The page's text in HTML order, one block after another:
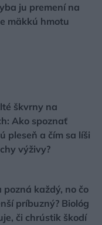
ju premení na
mäkkú hmotu
škvrny na
Ako spoznať
pleseň a čím sa líši
výživy?
pozná každý, no čo
príbuzný? Biológ
či chrústik škodí